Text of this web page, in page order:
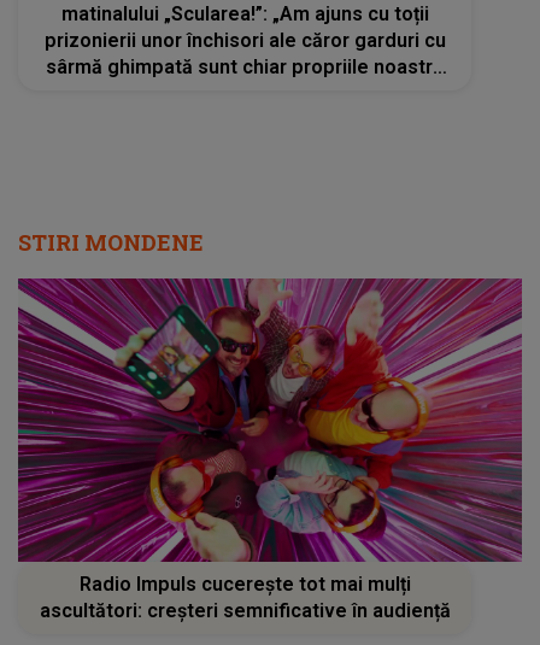
matinalului „Scularea!”: „Am ajuns cu toții
prizonierii unor închisori ale căror garduri cu
sârmă ghimpată sunt chiar propriile noastre
STIRI MONDENE
Radio Impuls cucerește tot mai mulți
ascultători: creșteri semnificative în audiență